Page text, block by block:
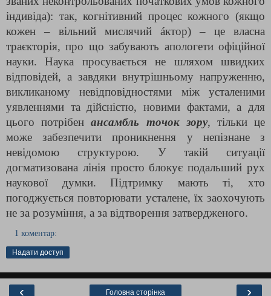
індивіда): так, когнітивний процес кожного (якщо
кожен – вільний мислячий áктор) – це власна
траєкторія, про що забувають апологети офіційної
науки. Наука просувається не шляхом швидких
відповідей, а завдяки внутрішньому напруженню,
викликаному невідповідностями між усталеними
уявленнями та дійсністю, новими фактами, а для
цього потрібенансамбль точок зору, тільки це
може забезпечити проникнення у непізнане з
невідомою структурою. У такій ситуації
догматизована лінія просто блокує подальший рух
наукової думки. Підтримку мають ті, хто
погоджується повторювати усталене, їх заохочують
не за розуміння, а за відтворення затвердженого.
1 коментар:
Надати доступ
‹ ›
Головна сторінка